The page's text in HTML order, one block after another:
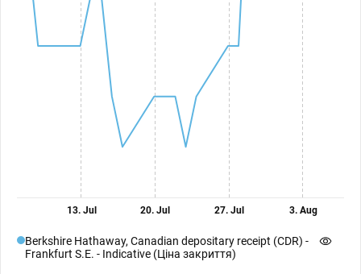
13. Jul 20. Jul 27. Jul 3. Aug
Berkshire Hathaway, Canadian depositary receipt (CDR) -
Frankfurt S.E. - Indicative (Ціна закриття)